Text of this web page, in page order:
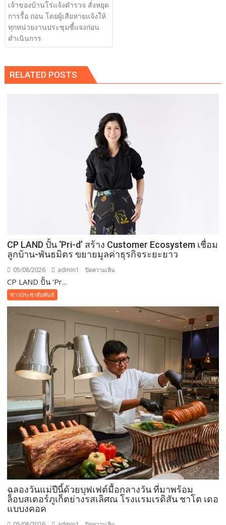
เจ้าของบ้านโร่แจ้งตำรวจ สั่งหยุด
การรื้อ ถอน โดยผู้เสียหายแจ้งให้
ทุกหน่วยงานประชุมชี้แจงก่อน
ดำเนินการ
RELATED POSTS
CP LAND ปั้น ‘Pri-d’ สร้าง Customer Ecosystem เชื่อม
ลูกบ้าน-พันธมิตร ขยายมูลค่าธุรกิจระยะยาว
05/08/2026 admin1 ปิดความเห็น
‘Pri-
Customer
Ecosystem
เชื่อม
ลูก
พันธมิตร
ขยาย
มูลค่า
ธุรกิจ
ระยะ
ยาว
CP LAND ปั้น ‘Pr...
ข่าวประชาสัมพันธ์
ฉลองวันแม่ปีนี้ด้วยบุฟเฟต์มื้อกลางวัน ที่มาพร้อม
ล็อบสเตอร์ภูเก็ตย่างรสเลิศณ โรงแรมเรดิสัน ชาโต เดอ
แบบงคอค